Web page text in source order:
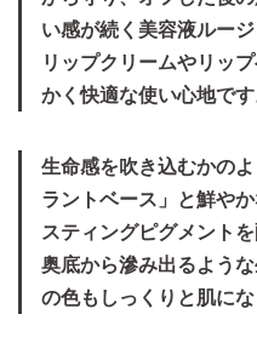
い感が続く美容液ルージ
リップクリームやリッ
かく快適な使い心地です
生命感を吹き込むかの
ラントベース」と鮮や
スティングピグメントを
奥底から滲み出るよう
の色もしっくりと肌にな